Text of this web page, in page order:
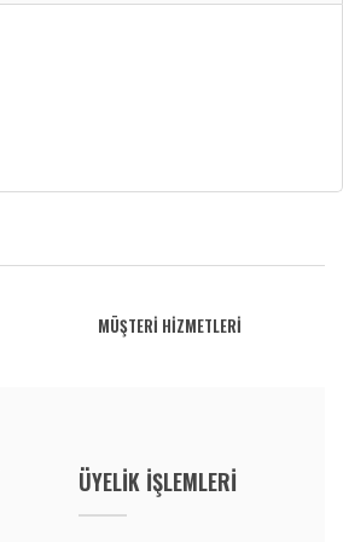
MÜŞTERİ HİZMETLERİ
ÜYELİK İŞLEMLERİ